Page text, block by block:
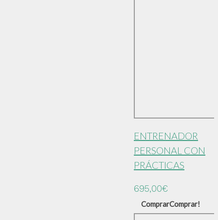
ENTRENADOR
PERSONAL CON
PRÁCTICAS
695,00€
ComprarComprar!